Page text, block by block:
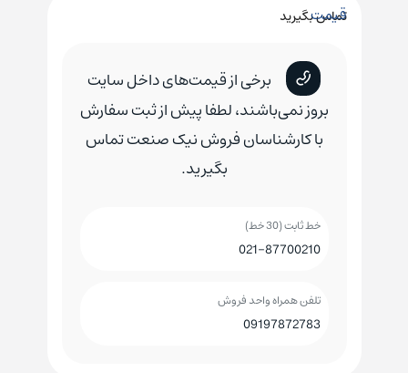
قیمت
تماس بگیرید
برخی از قیمت‌های داخل سایت
بروز نمی‌باشند، لطفا پیش از ثبت سفارش
با کارشناسان فروش نیک صنعت تماس
بگیرید.
خط ثابت (30 خط)
021-87700210
تلفن همراه واحد فروش
09197872783